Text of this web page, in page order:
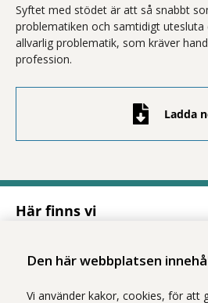
Den här webbplatsen
Vi använder kakor, cookies, för att
Syftet med stödet är att så snabbt
problematiken och samtidigt utesluta
allvarlig problematik, som kräver
profession.
Ladda
Här finns vi
113 65 Stockholm